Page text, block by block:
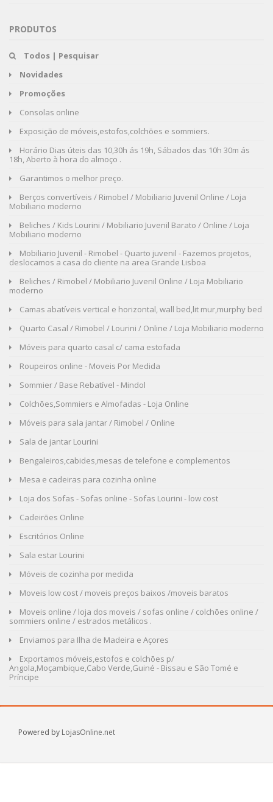
PRODUTOS
Todos | Pesquisar
Novidades
Promoções
Consolas online
Exposição de móveis,estofos,colchões e sommiers.
Horário Dias úteis das 10,30h ás 19h, Sábados das 10h 30m ás
18h, Aberto à hora do almoço .
Garantimos o melhor preço.
Berços convertíveis / Rimobel / Mobiliario Juvenil Online / Loja
Mobiliario moderno
Beliches / Kids Lourini / Mobiliario Juvenil Barato / Online / Loja
Mobiliario moderno
Mobiliario Juvenil - Rimobel - Quarto juvenil - Fazemos projetos,
deslocamos a casa do cliente na area Grande Lisboa
Beliches / Rimobel / Mobiliario Juvenil Online / Loja Mobiliario
moderno
Camas abatíveis vertical e horizontal, wall bed,lit mur,murphy bed
Quarto Casal / Rimobel / Lourini / Online / Loja Mobiliario moderno
Móveis para quarto casal c/ cama estofada
Roupeiros online - Moveis Por Medida
Sommier / Base Rebatível - Mindol
Colchões,Sommiers e Almofadas - Loja Online
Móveis para sala jantar / Rimobel / Online
Sala de jantar Lourini
Bengaleiros,cabides,mesas de telefone e complementos
Mesa e cadeiras para cozinha online
Loja dos Sofas - Sofas online - Sofas Lourini - low cost
Cadeirões Online
Escritórios Online
Sala estar Lourini
Móveis de cozinha por medida
Moveis low cost / moveis preços baixos /moveis baratos
Moveis online / loja dos moveis / sofas online / colchões online /
sommiers online / estrados metálicos .
Enviamos para Ilha de Madeira e Açores
Exportamos móveis,estofos e colchões p/
Angola,Moçambique,Cabo Verde,Guiné - Bissau e São Tomé e
Príncipe
Powered by LojasOnline.net